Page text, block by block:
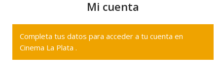
Mi cuenta
Completa tus datos para acceder a tu cuenta en
Cinema La Plata .